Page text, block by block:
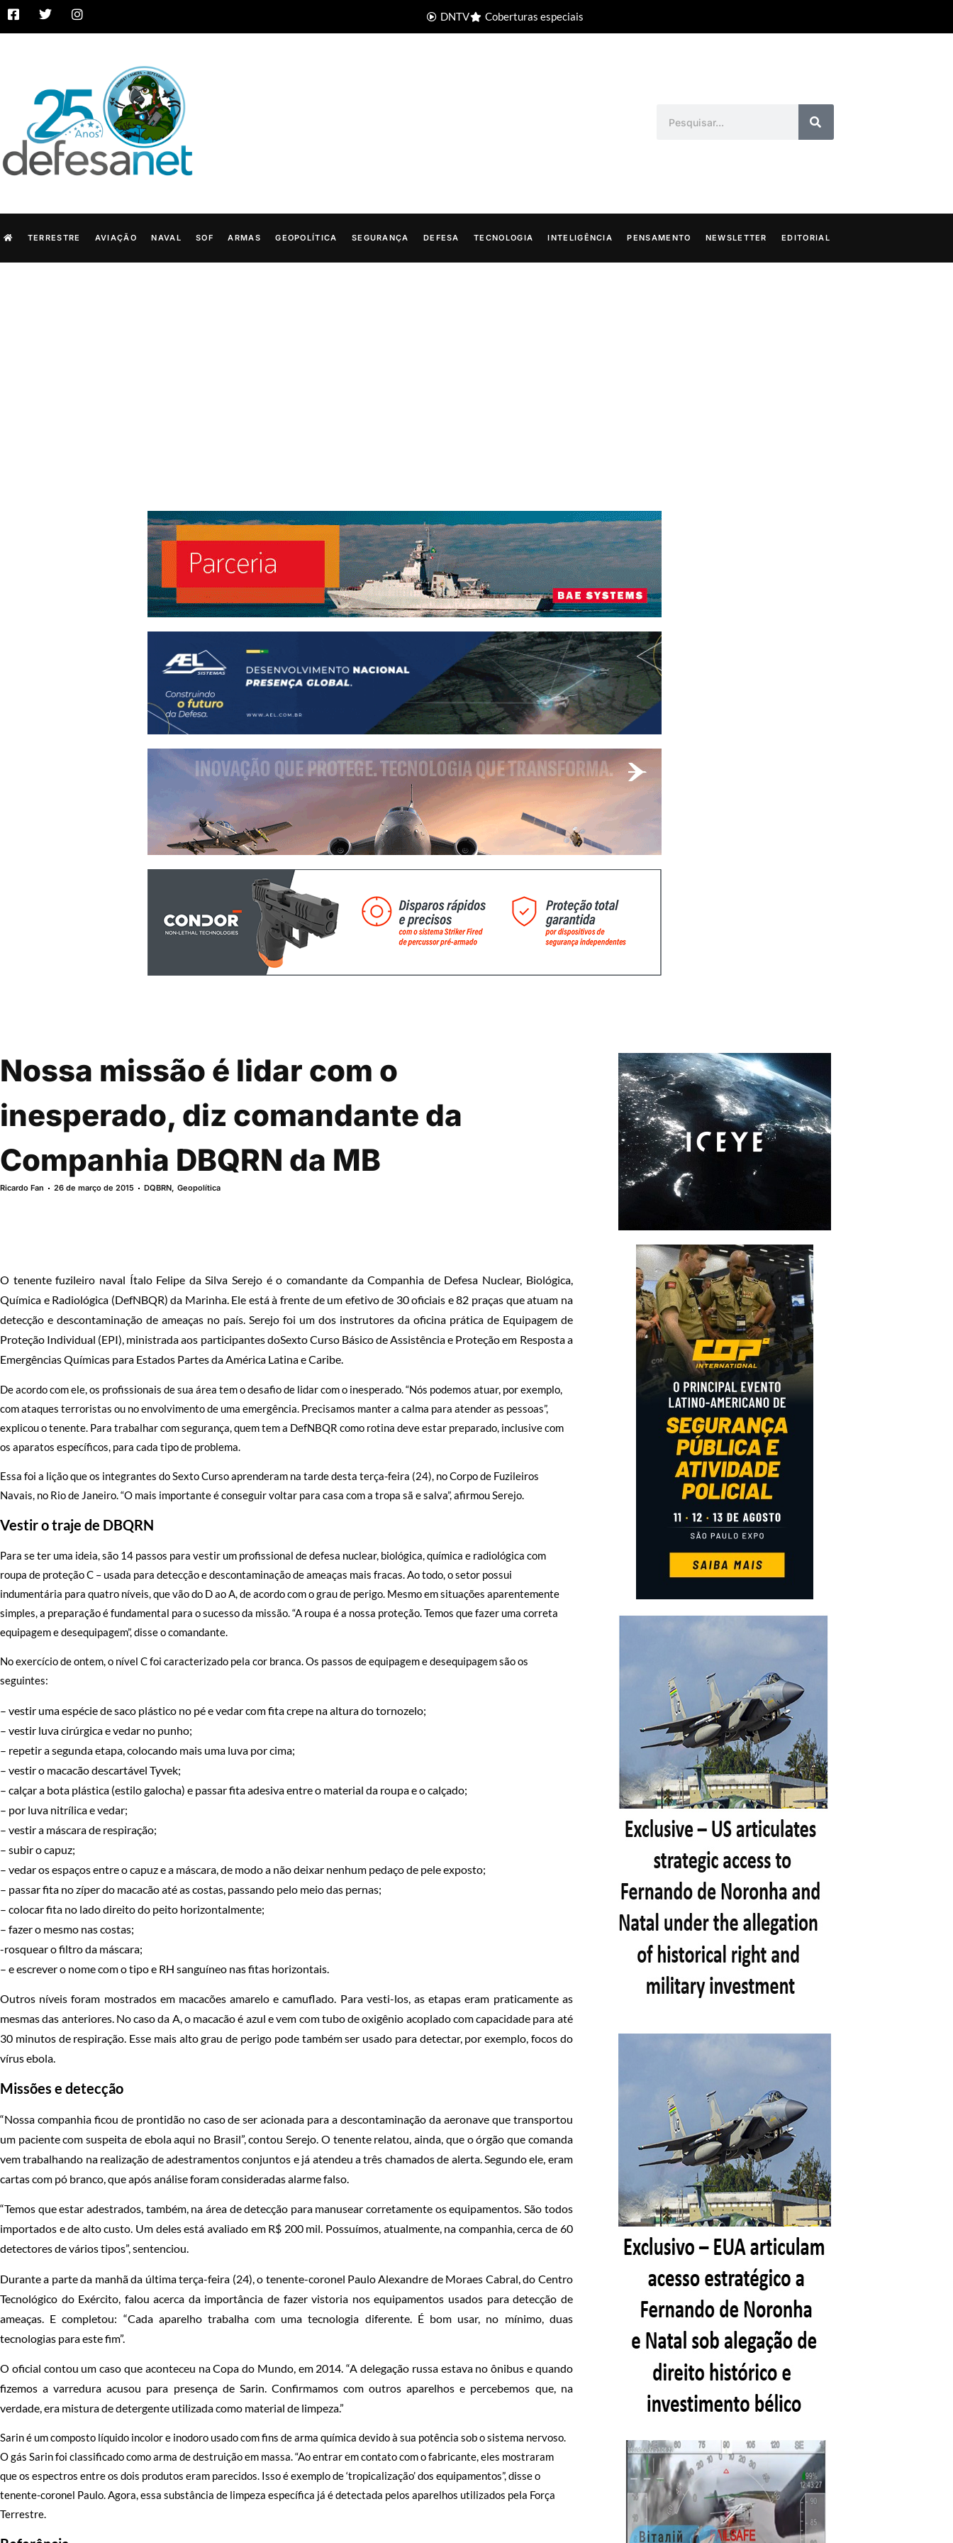
DNTV Coberturas especiais
TERRESTRE AVIAÇÃO NAVAL SOF ARMAS GEOPOLÍTICA SEGURANÇA DEFESA TECNOLOGIA INTELIGÊNCIA PENSAMENTO NEWSLETTER EDITORIAL
Nossa missão é lidar com o
inesperado, diz comandante da
Companhia DBQRN da MB
Ricardo Fan 26 de março de 2015 DQBRN,Geopolítica
O tenente fuzileiro naval Ítalo Felipe da Silva Serejo é o comandante da Companhia de Defesa Nuclear, Biológica,
Química e Radiológica (DefNBQR) da Marinha. Ele está à frente de um efetivo de 30 oficiais e 82 praças que atuam na
detecção e descontaminação de ameaças no país. Serejo foi um dos instrutores da oficina prática de Equipagem de
Proteção Individual (EPI), ministrada aos participantes doSexto Curso Básico de Assistência e Proteção em Resposta a
Emergências Químicas para Estados Partes da América Latina e Caribe.
De acordo com ele, os profissionais de sua área tem o desafio de lidar com o inesperado. “Nós podemos atuar, por exemplo,
com ataques terroristas ou no envolvimento de uma emergência. Precisamos manter a calma para atender as pessoas”,
explicou o tenente. Para trabalhar com segurança, quem tem a DefNBQR como rotina deve estar preparado, inclusive com
os aparatos específicos, para cada tipo de problema.
Essa foi a lição que os integrantes do Sexto Curso aprenderam na tarde desta terça-feira (24), no Corpo de Fuzileiros
Navais, no Rio de Janeiro. “O mais importante é conseguir voltar para casa com a tropa sã e salva”, afirmou Serejo.
Vestir o traje de DBQRN
Para se ter uma ideia, são 14 passos para vestir um profissional de defesa nuclear, biológica, química e radiológica com
roupa de proteção C – usada para detecção e descontaminação de ameaças mais fracas. Ao todo, o setor possui
indumentária para quatro níveis, que vão do D ao A, de acordo com o grau de perigo. Mesmo em situações aparentemente
simples, a preparação é fundamental para o sucesso da missão. “A roupa é a nossa proteção. Temos que fazer uma correta
equipagem e desequipagem”, disse o comandante.
No exercício de ontem, o nível C foi caracterizado pela cor branca. Os passos de equipagem e desequipagem são os
seguintes:
– vestir uma espécie de saco plástico no pé e vedar com fita crepe na altura do tornozelo;
– vestir luva cirúrgica e vedar no punho;
– repetir a segunda etapa, colocando mais uma luva por cima;
– vestir o macacão descartável Tyvek;
– calçar a bota plástica (estilo galocha) e passar fita adesiva entre o material da roupa e o calçado;
– por luva nitrílica e vedar;
– vestir a máscara de respiração;
– subir o capuz;
– vedar os espaços entre o capuz e a máscara, de modo a não deixar nenhum pedaço de pele exposto;
– passar fita no zíper do macacão até as costas, passando pelo meio das pernas;
– colocar fita no lado direito do peito horizontalmente;
– fazer o mesmo nas costas;
-rosquear o filtro da máscara;
– e escrever o nome com o tipo e RH sanguíneo nas fitas horizontais.
Outros níveis foram mostrados em macacões amarelo e camuflado. Para vesti-los, as etapas eram praticamente as
mesmas das anteriores. No caso da A, o macacão é azul e vem com tubo de oxigênio acoplado com capacidade para até
30 minutos de respiração. Esse mais alto grau de perigo pode também ser usado para detectar, por exemplo, focos do
vírus ebola.
Missões e detecção
“Nossa companhia ficou de prontidão no caso de ser acionada para a descontaminação da aeronave que transportou
um paciente com suspeita de ebola aqui no Brasil”, contou Serejo. O tenente relatou, ainda, que o órgão que comanda
vem trabalhando na realização de adestramentos conjuntos e já atendeu a três chamados de alerta. Segundo ele, eram
cartas com pó branco, que após análise foram consideradas alarme falso.
“Temos que estar adestrados, também, na área de detecção para manusear corretamente os equipamentos. São todos
importados e de alto custo. Um deles está avaliado em R$ 200 mil. Possuímos, atualmente, na companhia, cerca de 60
detectores de vários tipos”, sentenciou.
Durante a parte da manhã da última terça-feira (24), o tenente-coronel Paulo Alexandre de Moraes Cabral, do Centro
Tecnológico do Exército, falou acerca da importância de fazer vistoria nos equipamentos usados para detecção de
ameaças. E completou: “Cada aparelho trabalha com uma tecnologia diferente. É bom usar, no mínimo, duas
tecnologias para este fim”.
O oficial contou um caso que aconteceu na Copa do Mundo, em 2014. “A delegação russa estava no ônibus e quando
fizemos a varredura acusou para presença de Sarin. Confirmamos com outros aparelhos e percebemos que, na
verdade, era mistura de detergente utilizada como material de limpeza.”
Sarin é um composto líquido incolor e inodoro usado com fins de arma química devido à sua potência sob o sistema nervoso.
O gás Sarin foi classificado como arma de destruição em massa. “Ao entrar em contato com o fabricante, eles mostraram
que os espectros entre os dois produtos eram parecidos. Isso é exemplo de ‘tropicalização’ dos equipamentos”, disse o
tenente-coronel Paulo. Agora, essa substância de limpeza específica já é detectada pelos aparelhos utilizados pela Força
Terrestre.